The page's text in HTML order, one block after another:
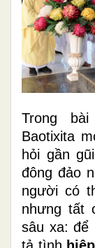
Trong
Baotixita
hỏi gần
đông đảo
người có
nhưng tất
sâu xa: để